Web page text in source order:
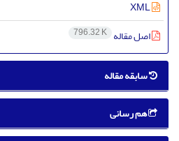
اصل مقاله 796.32 K
سابقه مقاله
هم رسانی